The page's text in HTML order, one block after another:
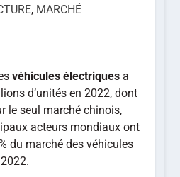
, MARCHÉ
véhicules électriquesa
d’unités en 2022, dont
le seul marché chinois,
acteurs mondiaux ont
du marché des véhicules